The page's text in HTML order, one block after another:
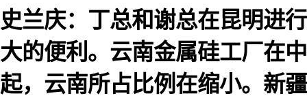
史兰庆：丁总和谢总在昆明进
大的便利。云南金属硅工厂在
起，云南所占比例在缩小。新